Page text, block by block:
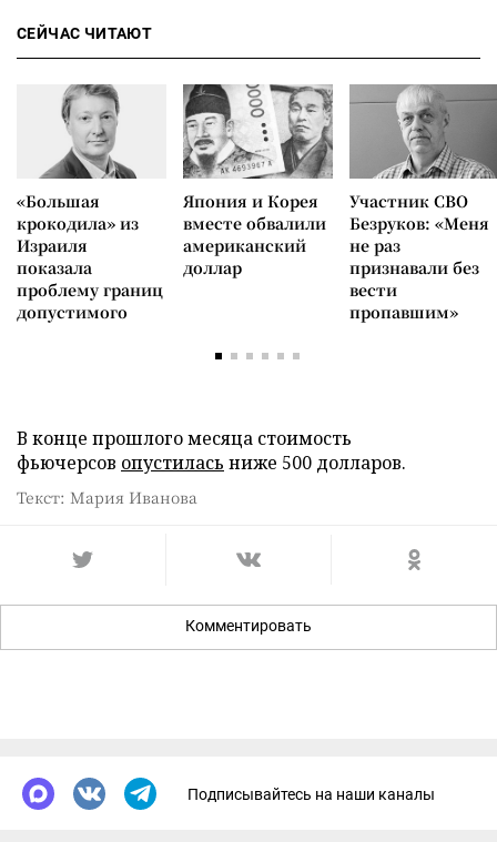
СЕЙЧАС ЧИТАЮТ
«Большая
крокодила» из
Израиля
показала
проблему границ
допустимого
Япония и Корея
вместе обвалили
американский
доллар
Участник СВО
Безруков: «Меня
не раз
признавали без
вести
пропавшим»
В конце прошлого месяца стоимость
фьючерсов опустилась ниже 500 долларов.
Текст: Мария Иванова
Комментировать
Подписывайтесь на наши каналы